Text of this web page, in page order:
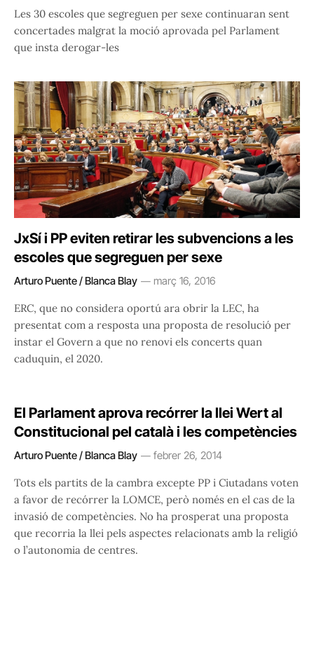
Les 30 escoles que segreguen per sexe continuaran sent
concertades malgrat la moció aprovada pel Parlament
que insta derogar-les
JxSí i PP eviten retirar les subvencions a les
escoles que segreguen per sexe
Arturo Puente / Blanca Blay març 16, 2016
ERC, que no considera oportú ara obrir la LEC, ha
presentat com a resposta una proposta de resolució per
instar el Govern a que no renovi els concerts quan
caduquin, el 2020.
El Parlament aprova recórrer la llei Wert al
Constitucional pel català i les competències
Arturo Puente / Blanca Blay febrer 26, 2014
Tots els partits de la cambra excepte PP i Ciutadans voten
a favor de recórrer la LOMCE, però només en el cas de la
invasió de competències. No ha prosperat una proposta
que recorria la llei pels aspectes relacionats amb la religió
o l’autonomia de centres.